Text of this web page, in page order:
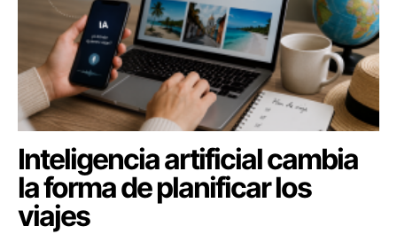
Inteligencia artificial cambia
la forma de planificar los
viajes